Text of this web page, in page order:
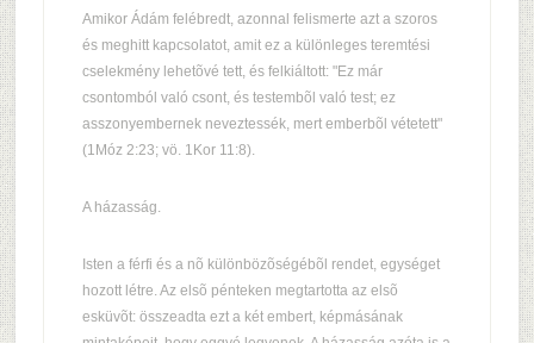
Amikor Ádám felébredt, azonnal felismerte azt a szoros
és meghitt kapcsolatot, amit ez a különleges teremtési
cselekmény lehetõvé tett, és felkiáltott: "Ez már
csontomból való csont, és testembõl való test; ez
asszonyembernek neveztessék, mert emberbõl vétetett"
(1Móz 2:23; vö. 1Kor 11:8).
A házasság.
Isten a férfi és a nõ különbözõségébõl rendet, egységet
hozott létre. Az elsõ pénteken megtartotta az elsõ
esküvõt: összeadta ezt a két embert, képmásának